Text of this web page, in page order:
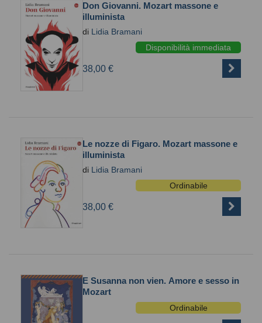
Don Giovanni. Mozart massone e
illuminista
di Lidia Bramani
Disponibilità immediata
38,00 €
Le nozze di Figaro. Mozart massone e
illuminista
di Lidia Bramani
Ordinabile
38,00 €
E Susanna non vien. Amore e sesso in
Mozart
Ordinabile